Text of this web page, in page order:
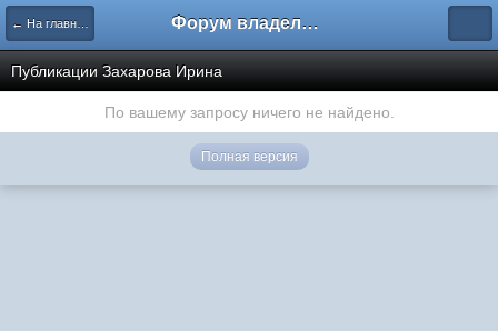
← На главную Форум владельцев интернет-магазинов
Публикации Захарова Ирина
По вашему запросу ничего не найдено.
Полная версия